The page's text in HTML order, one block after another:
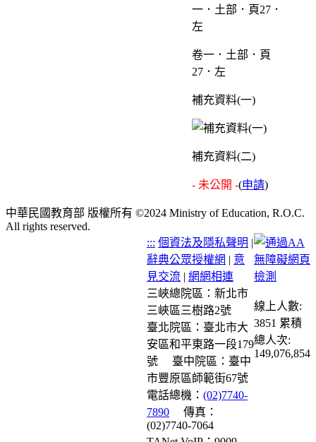
卷一．土部．頁
27．左
補充資料(一)
補充資料(二)
- 未公開 -(申請)
中華民國教育部 版權所有 ©2024 Ministry of Education, R.O.C.
All rights reserved.
::: 個資法及隱私聲明 |
辭典公眾授權網 | 意
見交流 | 網網相連
三峽總院區：新北市
三峽區三樹路2號
臺北院區：臺北市大
安區和平東路一段179
號
臺中院區：臺中
市豐原區師範街67號
電話總機： (02)7740-
7890
傳真：
(02)7740-7064
線上人數:
3851 累積
總人次:
149,076,854